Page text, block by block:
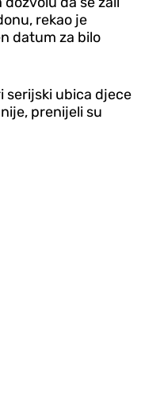
rekao je
datum za bilo
serijski ubica djece
prenijeli su